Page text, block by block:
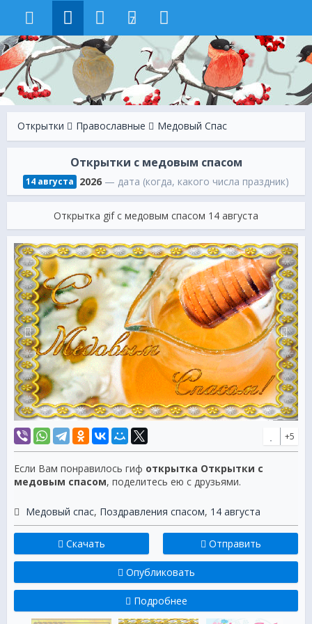
7
Открытки Православные Медовый Спас
Открытки с медовым спасом
14 августа 2026— дата (когда, какого числа праздник)
Открытка gif с медовым спасом 14 августа
+5
Если Вам понравилось гиф открытка Открытки с
медовым спасом, поделитесь ею с друзьями.
Медовый спас, Поздравления спасом, 14 августа
Скачать Отправить
Опубликовать
Подробнее